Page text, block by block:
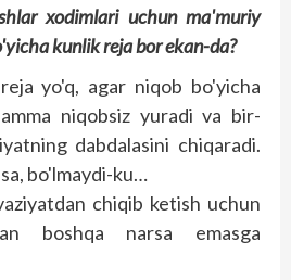
xodimlari uchun ma'muriy
kunlik reja bor ekan-da?
yo'q, agar niqob bo'yicha
niqobsiz yuradi va bir-
dabdalasini chiqaradi.
bo'lmaydi-ku…
chiqib ketish uchun
boshqa narsa emasga